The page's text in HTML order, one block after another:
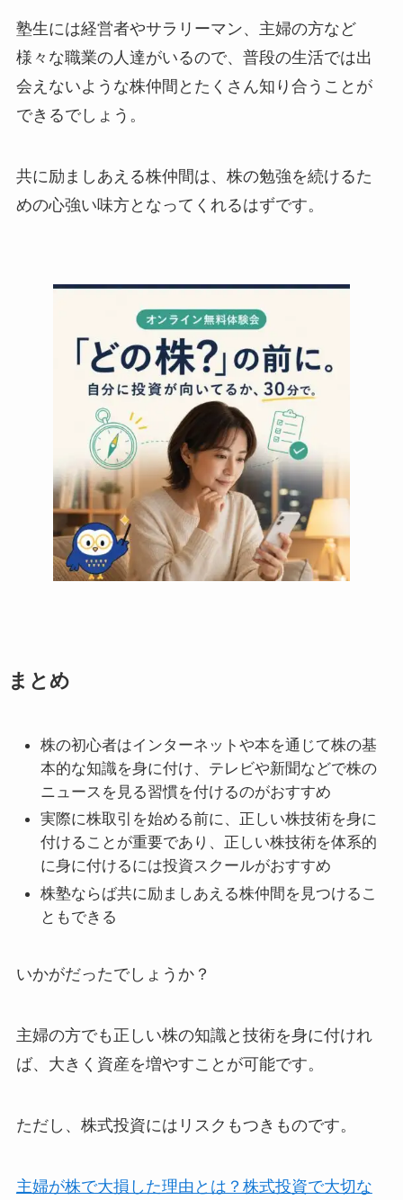
塾生には経営者やサラリーマン、主婦の方など
様々な職業の人達がいるので、普段の生活では出
会えないような株仲間とたくさん知り合うことが
できるでしょう。
共に励ましあえる株仲間は、株の勉強を続けるた
めの心強い味方となってくれるはずです。
まとめ
株の初心者はインターネットや本を通じて株の基
本的な知識を身に付け、テレビや新聞などで株の
ニュースを見る習慣を付けるのがおすすめ
実際に株取引を始める前に、正しい株技術を身に
付けることが重要であり、正しい株技術を体系的
に身に付けるには投資スクールがおすすめ
株塾ならば共に励ましあえる株仲間を見つけるこ
ともできる
いかがだったでしょうか？
主婦の方でも正しい株の知識と技術を身に付けれ
ば、大きく資産を増やすことが可能です。
ただし、株式投資にはリスクもつきものです。
主婦が株で大損した理由とは？株式投資で大切な